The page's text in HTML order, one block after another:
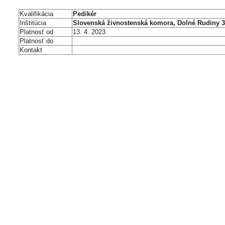
Kvalifikácia
Pedikér
Inštitúcia
Slovenská živnostenská komora, Dolné Rudiny
Platnosť od
13. 4. 2023
Platnosť do
Kontakt